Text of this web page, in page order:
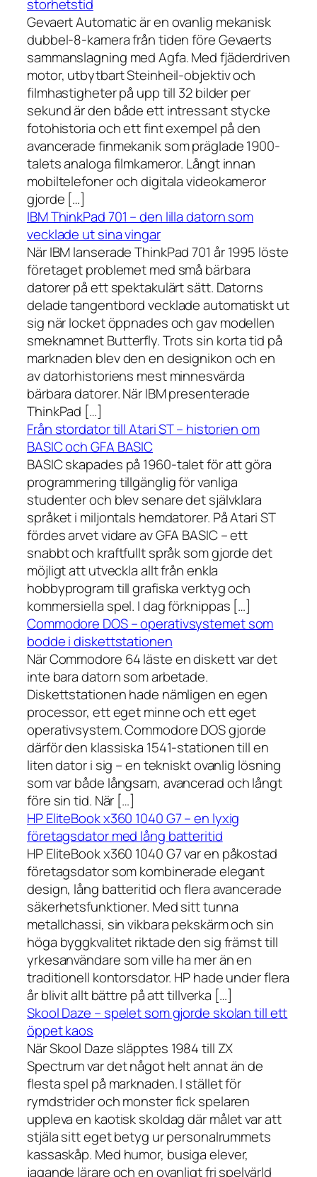
storhetstid
Gevaert Automatic är en ovanlig mekanisk
dubbel-8-kamera från tiden före Gevaerts
sammanslagning med Agfa. Med fjäderdriven
motor, utbytbart Steinheil-objektiv och
filmhastigheter på upp till 32 bilder per
sekund är den både ett intressant stycke
fotohistoria och ett fint exempel på den
avancerade finmekanik som präglade 1900-
talets analoga filmkameror. Långt innan
mobiltelefoner och digitala videokameror
gjorde […]
IBM ThinkPad 701 – den lilla datorn som
vecklade ut sina vingar
När IBM lanserade ThinkPad 701 år 1995 löste
företaget problemet med små bärbara
datorer på ett spektakulärt sätt. Datorns
delade tangentbord vecklade automatiskt ut
sig när locket öppnades och gav modellen
smeknamnet Butterfly. Trots sin korta tid på
marknaden blev den en designikon och en
av datorhistoriens mest minnesvärda
bärbara datorer. När IBM presenterade
ThinkPad […]
Från stordator till Atari ST – historien om
BASIC och GFA BASIC
BASIC skapades på 1960-talet för att göra
programmering tillgänglig för vanliga
studenter och blev senare det självklara
språket i miljontals hemdatorer. På Atari ST
fördes arvet vidare av GFA BASIC – ett
snabbt och kraftfullt språk som gjorde det
möjligt att utveckla allt från enkla
hobbyprogram till grafiska verktyg och
kommersiella spel. I dag förknippas […]
Commodore DOS – operativsystemet som
bodde i diskettstationen
När Commodore 64 läste en diskett var det
inte bara datorn som arbetade.
Diskettstationen hade nämligen en egen
processor, ett eget minne och ett eget
operativsystem. Commodore DOS gjorde
därför den klassiska 1541-stationen till en
liten dator i sig – en tekniskt ovanlig lösning
som var både långsam, avancerad och långt
före sin tid. När […]
HP EliteBook x360 1040 G7 – en lyxig
företagsdator med lång batteritid
HP EliteBook x360 1040 G7 var en påkostad
företagsdator som kombinerade elegant
design, lång batteritid och flera avancerade
säkerhetsfunktioner. Med sitt tunna
metallchassi, sin vikbara pekskärm och sin
höga byggkvalitet riktade den sig främst till
yrkesanvändare som ville ha mer än en
traditionell kontorsdator. HP hade under flera
år blivit allt bättre på att tillverka […]
Skool Daze – spelet som gjorde skolan till ett
öppet kaos
När Skool Daze släpptes 1984 till ZX
Spectrum var det något helt annat än de
flesta spel på marknaden. I stället för
rymdstrider och monster fick spelaren
uppleva en kaotisk skoldag där målet var att
stjäla sitt eget betyg ur personalrummets
kassaskåp. Med humor, busiga elever,
jagande lärare och en ovanligt fri spelvärld